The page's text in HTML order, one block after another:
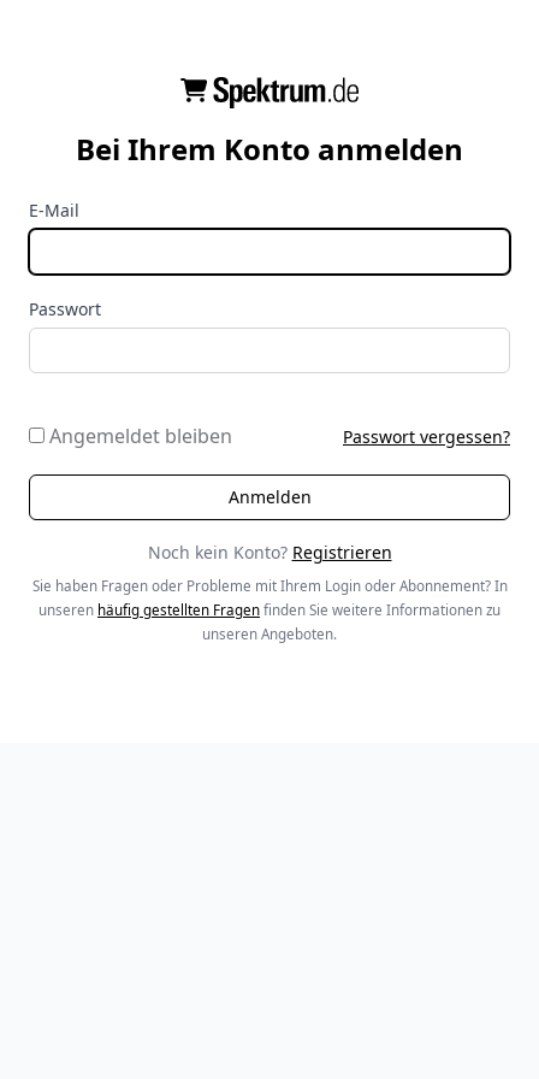
Bei Ihrem Konto anmelden
E-Mail
Passwort
Angemeldet bleiben Passwort vergessen?
Noch kein Konto? Registrieren
Sie haben Fragen oder Probleme mit Ihrem Login oder Abonnement? In
unseren häufig gestellten Fragen finden Sie weitere Informationen zu
unseren Angeboten.